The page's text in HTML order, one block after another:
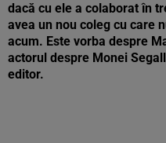
dacă cu ele a colaborat în
avea un nou coleg cu care
acum. Este vorba despre
actorul despre Monei
editor.